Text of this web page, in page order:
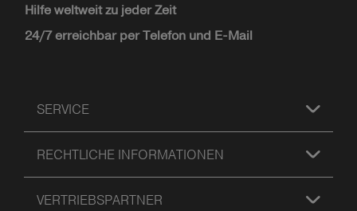
Hilfe weltweit zu jeder Zeit
24/7 erreichbar per Telefon und E-Mail
SERVICE
RECHTLICHE INFORMATIONEN
VERTRIEBSPARTNER